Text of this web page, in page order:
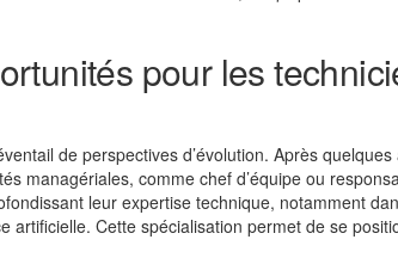
pour les
de perspectives d’évolution. Après quelques
managériales, comme chef d’équipe ou
leur expertise technique, notamment
artificielle. Cette spécialisation permet de se